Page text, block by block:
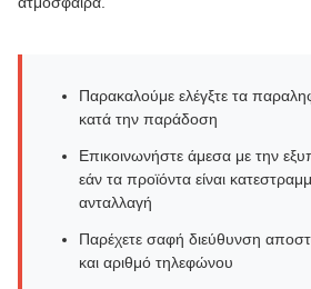
Παρακαλούμε ελέγξτε τα
κατά την παράδοση
Επικοινωνήστε άμεσα με την
εάν τα προϊόντα είναι
ανταλλαγή
Παρέχετε σαφή διεύθυνση
και αριθμό τηλεφώνου